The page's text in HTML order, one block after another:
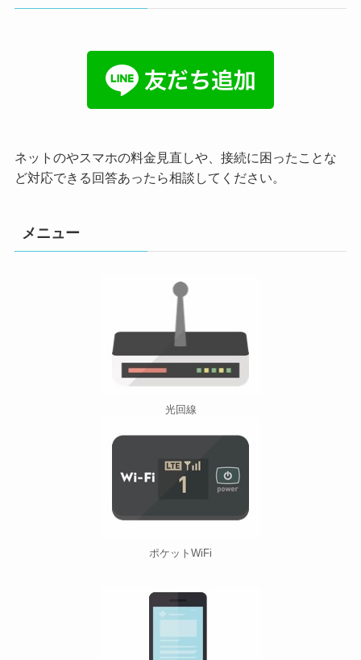
ネットのやスマホの料金見直しや、接続に困ったことな
ど対応できる回答あったら相談してください。
メニュー
光回線
ポケットWiFi